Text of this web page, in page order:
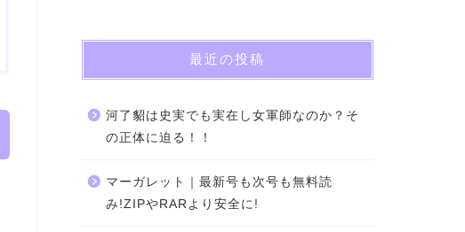
最近の投稿
河了貂は史実でも実在し女軍師なのか？そ
の正体に迫る！！
マーガレット｜最新号も次号も無料読
み!ZIPやRARより安全に!